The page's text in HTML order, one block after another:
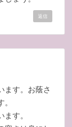
返信
す。お蔭さ
す。